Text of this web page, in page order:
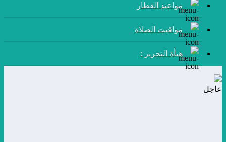
مواعيد القطار
مواقيت الصلاة
هيأة التحرير :
عاجل